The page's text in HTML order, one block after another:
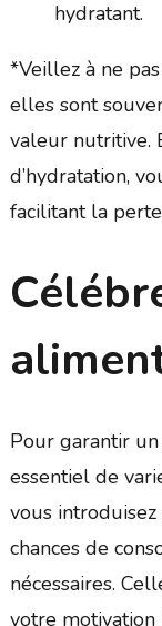
hydratant.
*Veillez à ne
elles sont
valeur nutritive.
d’hydratation,
facilitant la
Pour garantir
essentiel de
vous
chances de
nécessaires.
votre motivation